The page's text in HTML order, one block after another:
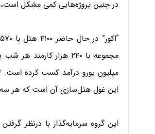
در چنین پروژه‌هایی کمی مشکل است،
این غول هتل‌سازی آن است که هر سه